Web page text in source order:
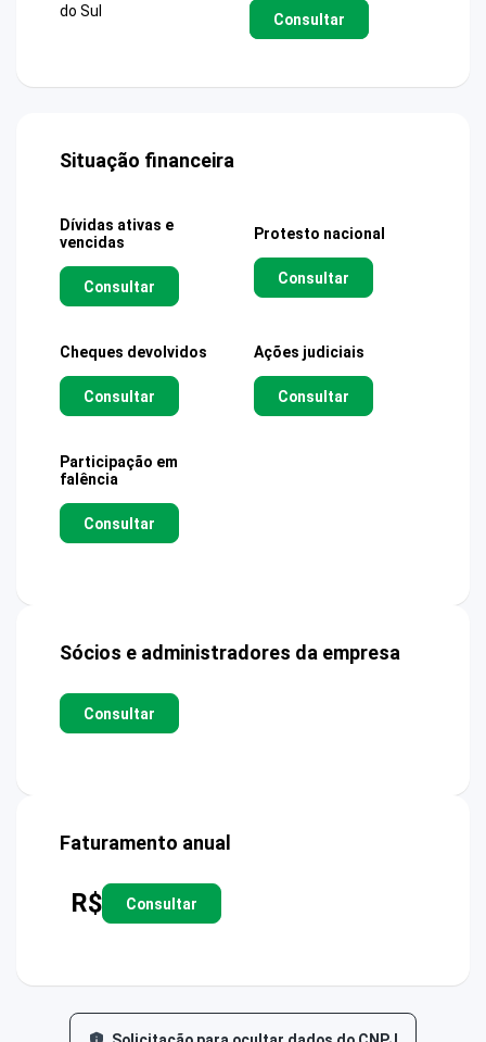
do Sul
Consultar
Situação financeira
Dívidas ativas e
vencidas
Consultar
Protesto nacional
Consultar
Cheques devolvidos
Consultar
Ações judiciais
Consultar
Participação em
falência
Consultar
Sócios e administradores da empresa
Consultar
Faturamento anual
R$ Consultar